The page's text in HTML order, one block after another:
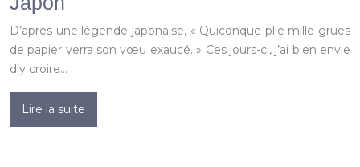
D’après une légende japonaise, « Quiconque plie mille grues
de papier verra son vœu exaucé. » Ces jours-ci, j’ai bien envie
d’y croire…
Lire la suite